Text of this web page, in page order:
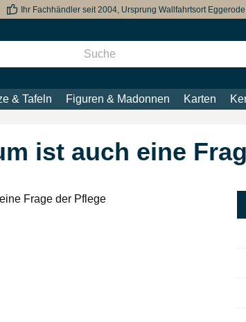
Ihr Fachhändler seit 2004, Ursprung Wallfahrtsort Eggerode
& Tafeln Figuren & Madonnen Karten
ist auch eine